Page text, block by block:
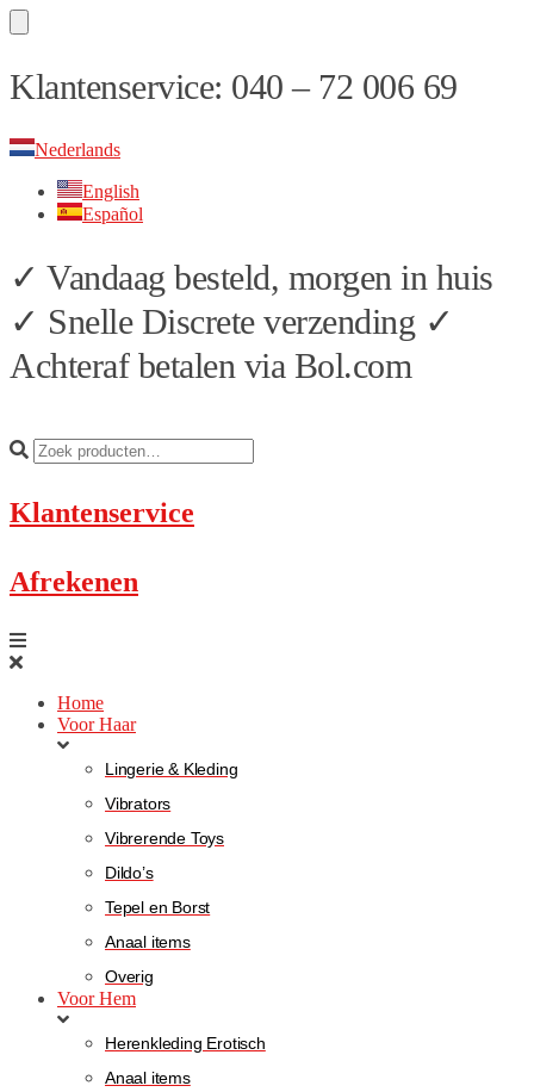
Skip
to
Skip
to
Klantenservice: 040 – 72 006 69
Nederlands
English
Español
✓ Vandaag besteld, morgen in huis
✓ Snelle Discrete verzending ✓
Achteraf betalen via Bol.com
Klantenservice
Afrekenen
Home
Voor Haar
Lingerie & Kleding
Vibrators
Vibrerende Toys
Dildo’s
Tepel en Borst
Anaal items
Overig
Voor Hem
Herenkleding Erotisch
Anaal items